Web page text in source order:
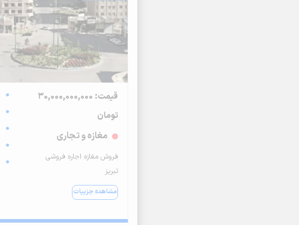
قیمت: 30,000,000,000
تومان
مغازه و تجاری
فروش مغازه اجاره فروشی
تبریز
مشاهده جزییات